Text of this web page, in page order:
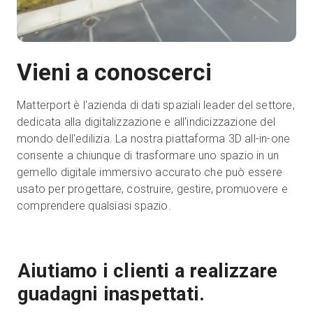
IT
Vieni a conoscerci
Matterport è l'azienda di dati spaziali leader del settore,
dedicata alla digitalizzazione e all'indicizzazione del
mondo dell'edilizia. La nostra piattaforma 3D all-in-one
consente a chiunque di trasformare uno spazio in un
gemello digitale immersivo accurato che può essere
usato per progettare, costruire, gestire, promuovere e
comprendere qualsiasi spazio.
Aiutiamo i clienti a realizzare
guadagni inaspettati.